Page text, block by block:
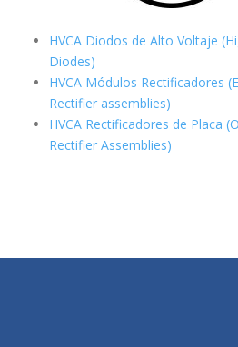
HVCA Diodos de Alto Voltaje
Diodes)
HVCA Módulos Rectificadores
Rectifier assemblies)
HVCA Rectificadores de Placa
Rectifier Assemblies)